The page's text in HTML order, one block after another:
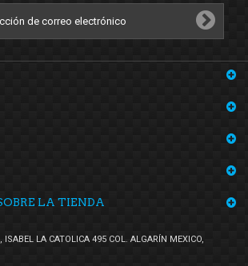
LA TIENDA
ISABEL LA CATOLICA 495 COL. ALGARÍN MEXICO,